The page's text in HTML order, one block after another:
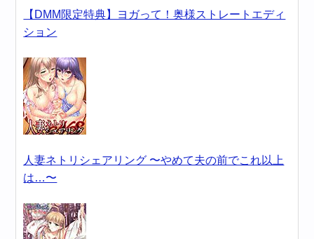
【DMM限定特典】ヨガって！奥様ストレートエディ
ション
人妻ネトリシェアリング 〜やめて夫の前でこれ以上
は…〜